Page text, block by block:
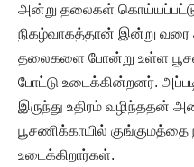
அன்று தலைகள்
நிகழ்வாகத்தான் இன்று வரை
தலைகளை போன்று உள்ள
போட்டு உடைக்கின்றனர்.
இருந்து உதிரம்
பூசணிக்காயில் குங்குமத்தை
உடைக்கிறார்கள்.